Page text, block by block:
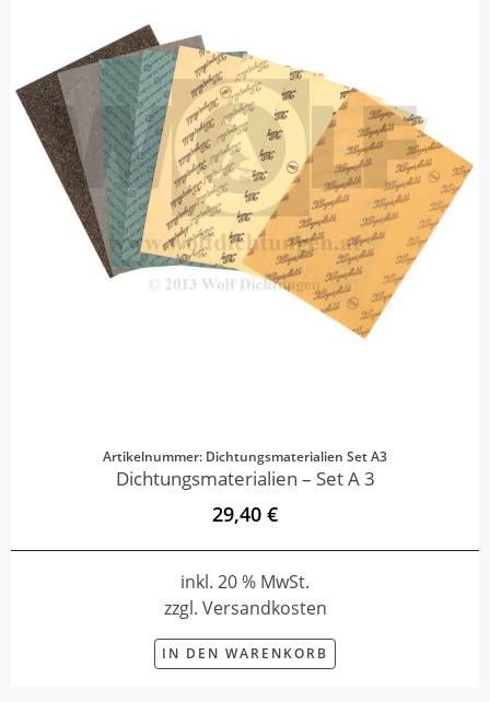
Artikelnummer: Dichtungsmaterialien Set A3
Dichtungsmaterialien – Set A 3
29,40 €
inkl. 20 % MwSt.
zzgl. Versandkosten
IN DEN WARENKORB